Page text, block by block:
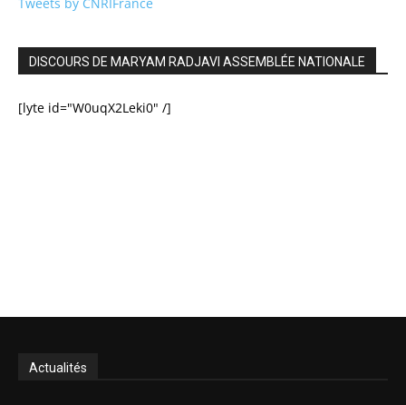
Tweets by CNRIFrance
DISCOURS DE MARYAM RADJAVI ASSEMBLÉE NATIONALE
[lyte id="W0uqX2Leki0" /]
Actualités